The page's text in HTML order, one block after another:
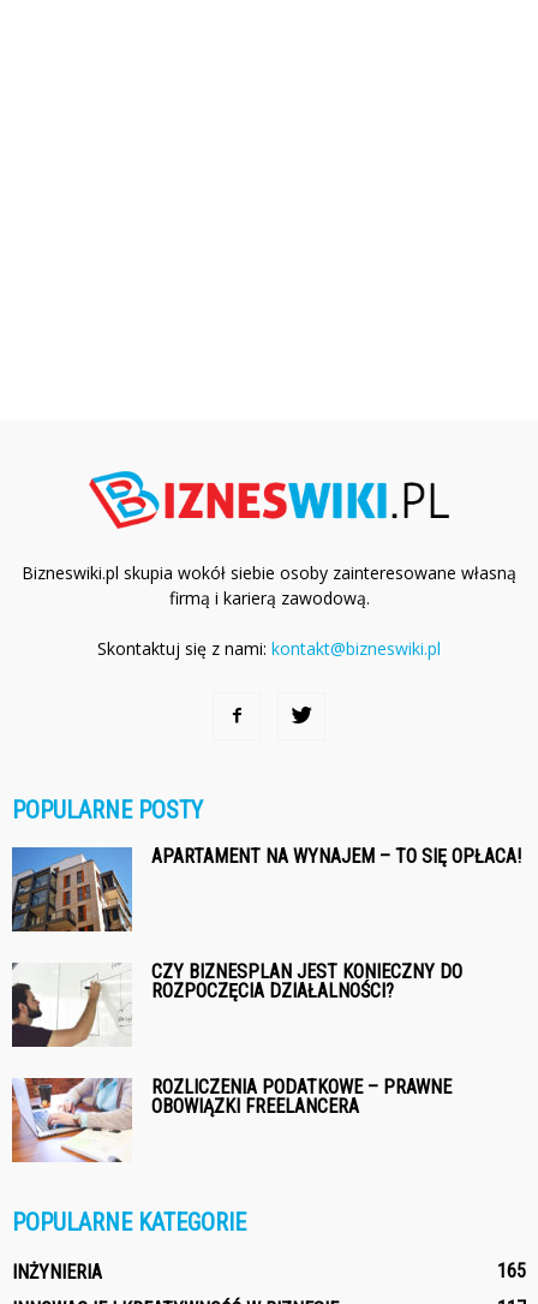
Bizneswiki.pl skupia wokół siebie osoby zainteresowane własną
firmą i karierą zawodową.
Skontaktuj się z nami: kontakt@bizneswiki.pl
POPULARNE POSTY
APARTAMENT NA WYNAJEM – TO SIĘ OPŁACA!
CZY BIZNESPLAN JEST KONIECZNY DO
ROZPOCZĘCIA DZIAŁALNOŚCI?
ROZLICZENIA PODATKOWE – PRAWNE
OBOWIĄZKI FREELANCERA
POPULARNE KATEGORIE
INŻYNIERIA
165